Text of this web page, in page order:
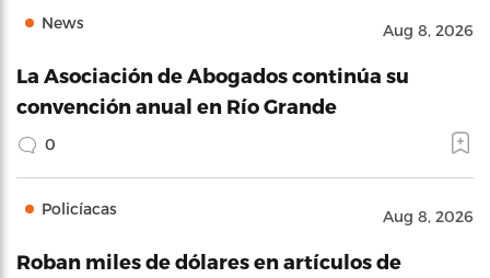
News Aug 8, 2026
La Asociación de Abogados continúa su
convención anual en Río Grande
0
Policíacas Aug 8, 2026
Roban miles de dólares en artículos de